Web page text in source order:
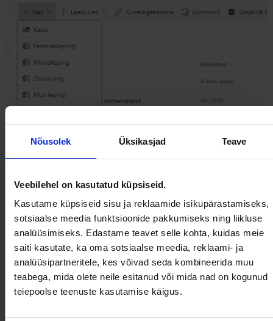
Nõusolek Üksikasjad Teave
Veebilehel on kasutatud küpsiseid.
Kasutame küpsiseid sisu ja reklaamide isikupärastamiseks,
sotsiaalse meedia funktsioonide pakkumiseks ning liikluse
analüüsimiseks. Edastame teavet selle kohta, kuidas meie
saiti kasutate, ka oma sotsiaalse meedia, reklaami- ja
analüüsipartneritele, kes võivad seda kombineerida muu
teabega, mida olete neile esitanud või mida nad on kogunud
teiepoolse teenuste kasutamise käigus.
Kui nüüd uuesti valida “Redigeeri menüüd Uus” (Edit
New menu), saab üles laetud dokumendipõhjale määrata